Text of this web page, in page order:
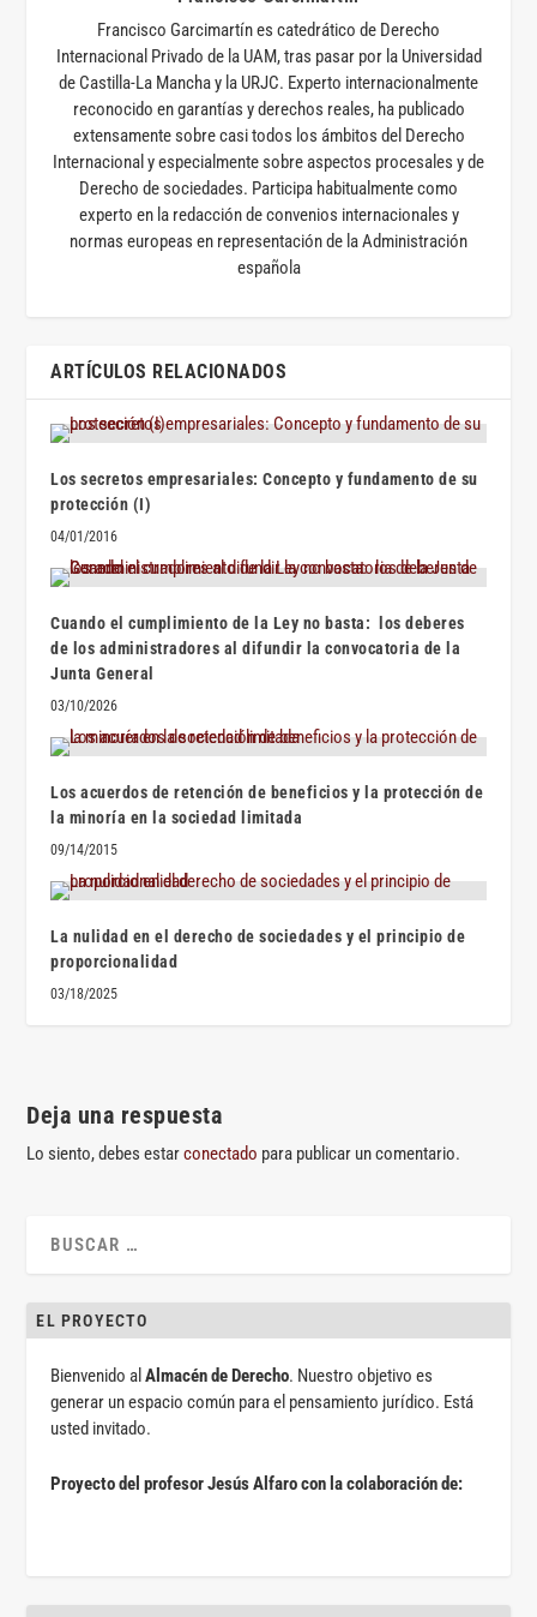
Francisco Garcimartín es catedrático de Derecho
Internacional Privado de la UAM, tras pasar por la Universidad
de Castilla-La Mancha y la URJC. Experto internacionalmente
reconocido en garantías y derechos reales, ha publicado
extensamente sobre casi todos los ámbitos del Derecho
Internacional y especialmente sobre aspectos procesales y de
Derecho de sociedades. Participa habitualmente como
experto en la redacción de convenios internacionales y
normas europeas en representación de la Administración
española
ARTÍCULOS RELACIONADOS
Los secretos empresariales: Concepto y fundamento de su
protección (I)
04/01/2016
Cuando el cumplimiento de la Ley no basta: los deberes
de los administradores al difundir la convocatoria de la
Junta General
03/10/2026
Los acuerdos de retención de beneficios y la protección de
la minoría en la sociedad limitada
09/14/2015
La nulidad en el derecho de sociedades y el principio de
proporcionalidad
03/18/2025
Deja una respuesta
Lo siento, debes estarconectado para publicar un comentario.
EL PROYECTO
Bienvenido alAlmacén de Derecho. Nuestro objetivo es
generar un espacio común para el pensamiento jurídico. Está
usted invitado.
Proyecto del profesor Jesús Alfaro con la colaboración de: